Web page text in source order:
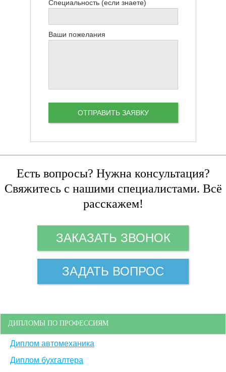
Специальность (если знаете)
Ваши пожелания
Есть вопросы? Нужна консультация?
Свяжитесь с нашими специалистами. Всё
расскажем!
ЗАКАЗАТЬ ЗВОНОК
ЗАДАТЬ ВОПРОС
ДИПЛОМЫ ПО ПРОФЕССИЯМ
Диплом автомеханика
Диплом бухгалтера